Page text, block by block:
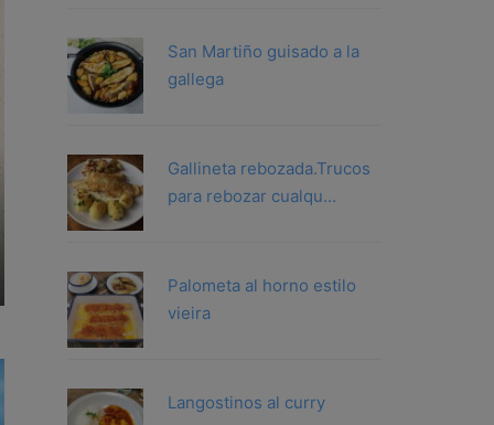
San Martiño guisado a la
gallega
Gallineta rebozada.Trucos
para rebozar cualqu...
Palometa al horno estilo
vieira
Langostinos al curry